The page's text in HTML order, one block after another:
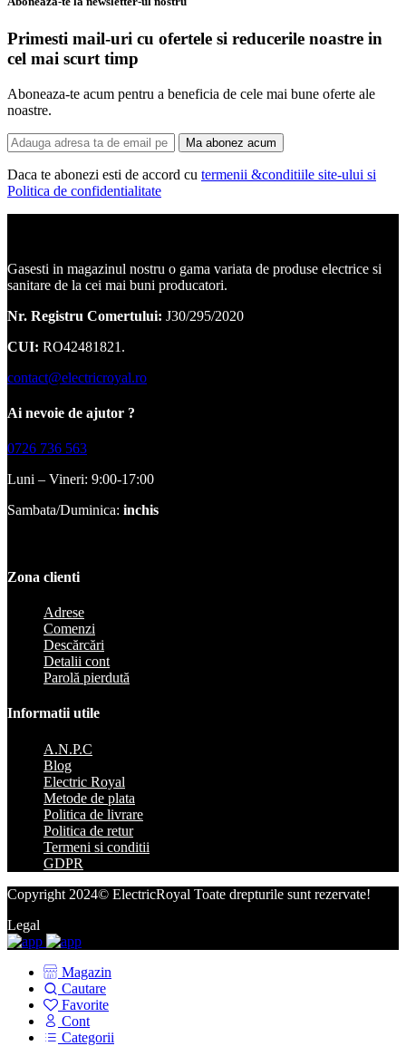
Primesti mail-uri cu ofertele si reducerile noastre in
cel mai scurt timp
Aboneaza-te acum pentru a beneficia de cele mai bune oferte ale
noastre.
Ma abonez acum
Daca te abonezi esti de accord cu termenii &conditiile site-ului si
Politica de confidentialitate
Gasesti in magazinul nostru o gama variata de produse electrice si
sanitare de la cei mai buni producatori.
Nr. Registru Comertului: J30/295/2020
CUI: RO42481821.
contact@electricroyal.ro
Ai nevoie de ajutor ?
0726 736 563
Luni – Vineri: 9:00-17:00
Sambata/Duminica: inchis
Zona clienti
Adrese
Comenzi
Descărcări
Detalii cont
Parolă pierdută
Informatii utile
A.N.P.C
Blog
Electric Royal
Metode de plata
Politica de livrare
Politica de retur
Termeni si conditii
GDPR
Copyright 2024© ElectricRoyal Toate drepturile sunt rezervate!
Legal
Magazin
Cautare
Favorite
Cont
Categorii